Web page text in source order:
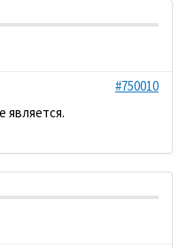
#750010
является.